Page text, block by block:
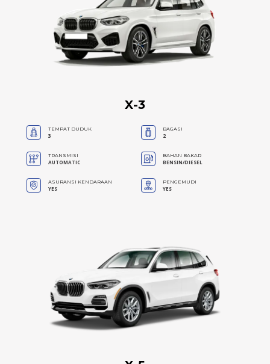
X-3
TEMPAT DUDUK
3
BAGASI
2
TRANSMISI
AUTOMATIC
BAHAN BAKAR
BENSIN/DIESEL
ASURANSI KENDARAAN
YES
PENGEMUDI
YES